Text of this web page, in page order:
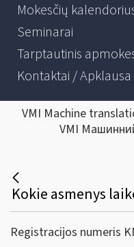
Mokesčių
Seminarai
Tarptautinis
Kontaktai / Apklausa
VMI Machine
VMI
Kokie asmenys
Registracijos numeris